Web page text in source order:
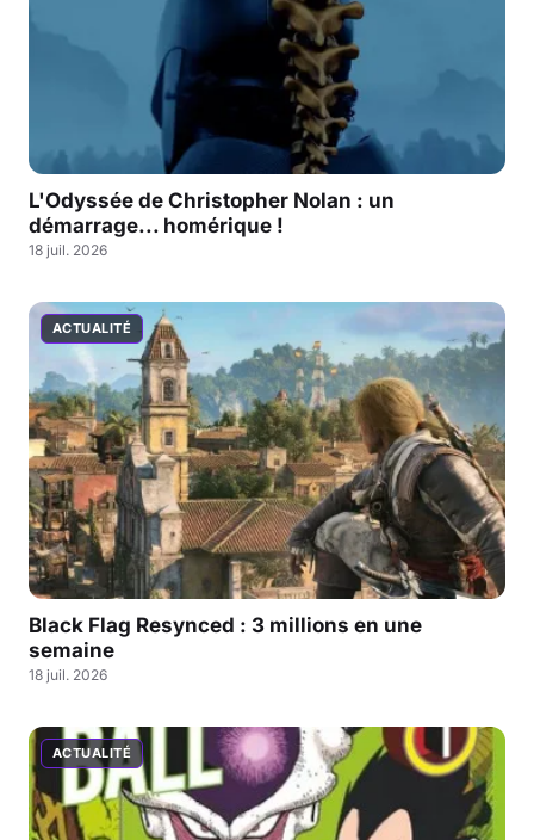
L'Odyssée de Christopher Nolan : un
démarrage... homérique !
18 juil. 2026
ACTUALITÉ
Black Flag Resynced : 3 millions en une
semaine
18 juil. 2026
ACTUALITÉ